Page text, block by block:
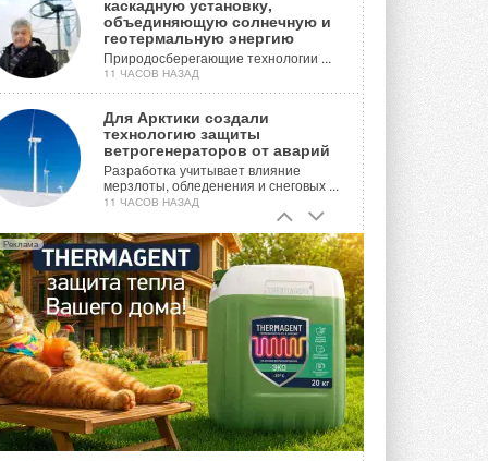
каскадную установку,
объединяющую солнечную и
геотермальную энергию
Природосберегающие технологии ...
11 ЧАСОВ НАЗАД
Для Арктики создали
технологию защиты
ветрогенераторов от аварий
Разработка учитывает влияние
мерзлоты, обледенения и снеговых ...
11 ЧАСОВ НАЗАД
Гибридный тепловой насос PV/T
с одним общим испарителем
Исследователи предложили
конструкцию двухисточникового ...
ВЧЕРА
21-й ежегодный форум
«ЦОД-2026»
Мероприятие пройдет 2-3 сентября в
отеле Radisson Slavyanskaya. Форум
посетит более двух тысяч участников ...
Реклама